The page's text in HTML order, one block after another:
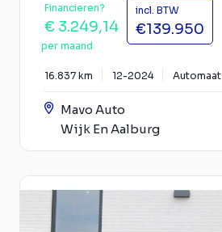
Financieren?
€ 3.249,14
per maand
incl. BTW
€139.950
16.837 km 12-2024 Automaat
Mavo Auto
Wijk En Aalburg